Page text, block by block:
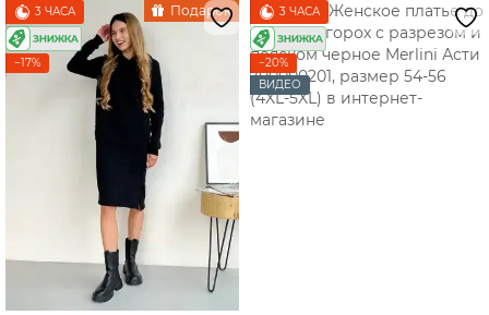
Подарок
3 ЧАСА
−17%
3 ЧАСА
−20%
ВИДЕО